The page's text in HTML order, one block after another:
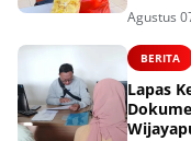
Agustus
BERITA
Lapas